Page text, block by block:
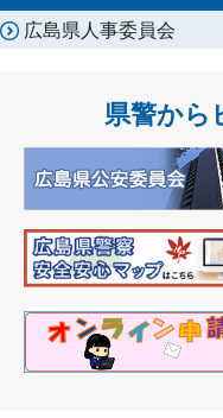
広島県人事委員会
県警から